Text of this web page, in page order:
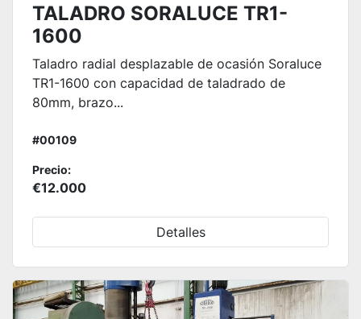
TALADRO SORALUCE TR1-
1600
Taladro radial desplazable de ocasión Soraluce
TR1-1600 con capacidad de taladrado de
80mm, brazo...
#00109
Precio:
€12.000
Detalles